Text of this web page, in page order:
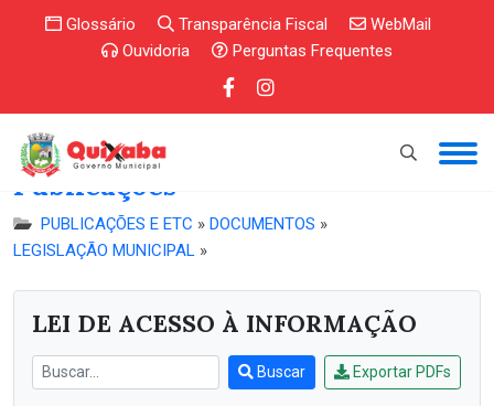
Glossário Transparência Fiscal
WebMail
Ouvidoria
Perguntas Frequentes
Publicações
PUBLICAÇÕES E ETC » DOCUMENTOS »
LEGISLAÇÃO MUNICIPAL »
LEI DE ACESSO À INFORMAÇÃO
Buscar Exportar PDFs